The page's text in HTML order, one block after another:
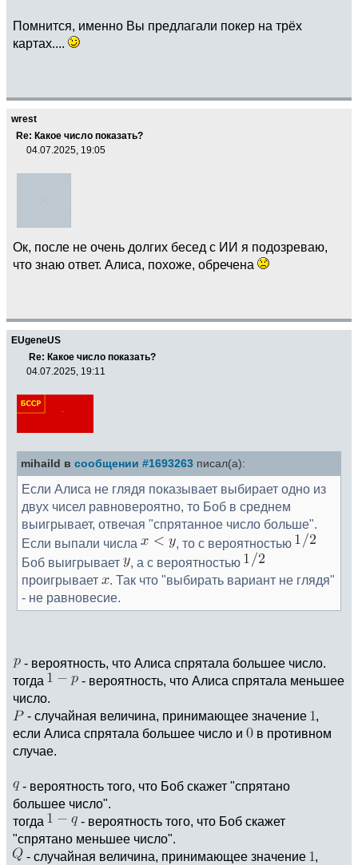
Помнится, именно Вы предлагали покер на трёх
картах....
wrest
Re: Какое число показать?
04.07.2025, 19:05
Ок, после не очень долгих бесед с ИИ я подозреваю,
что знаю ответ. Алиса, похоже, обречена
EUgeneUS
Re: Какое число показать?
04.07.2025, 19:11
mihaild в сообщении #1693263 писал(а):
Если Алиса не глядя показывает выбирает одно из
двух чисел равновероятно, то Боб в среднем
выигрывает, отвечая "спрятанное число больше".
Если выпали числа
, то с вероятностью
Боб выигрывает
, а с вероятностью
проигрывает
. Так что "выбирать вариант не глядя"
- не равновесие.
- вероятность, что Алиса спрятала большее число.
тогда
- вероятность, что Алиса спрятала меньшее
число.
- случайная величина, принимающее значение
,
если Алиса спрятала большее число и
в противном
случае.
- вероятность того, что Боб скажет "спрятано
большее число".
тогда
- вероятность того, что Боб скажет
"спрятано меньшее число".
- случайная величина, принимающее значение
,